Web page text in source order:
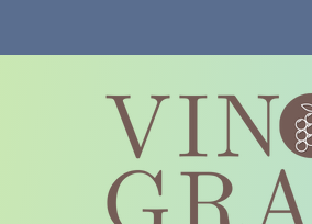
Сорта Винограда: описание,
технологии посадки и ухода